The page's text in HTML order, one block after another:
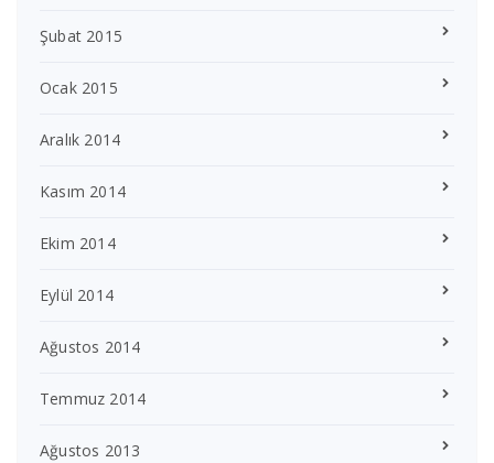
Şubat 2015
Ocak 2015
Aralık 2014
Kasım 2014
Ekim 2014
Eylül 2014
Ağustos 2014
Temmuz 2014
Ağustos 2013